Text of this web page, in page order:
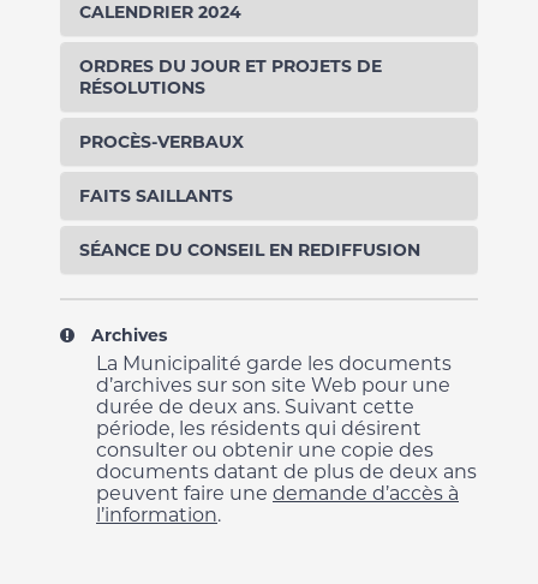
CALENDRIER 2024
ORDRES DU JOUR ET PROJETS DE
RÉSOLUTIONS
PROCÈS-VERBAUX
FAITS SAILLANTS
SÉANCE DU CONSEIL EN REDIFFUSION
Archives
La Municipalité garde les documents
d’archives sur son site Web pour une
durée de deux ans. Suivant cette
période, les résidents qui désirent
consulter ou obtenir une copie des
documents datant de plus de deux ans
peuvent faire une demande d’accès à
l’information.